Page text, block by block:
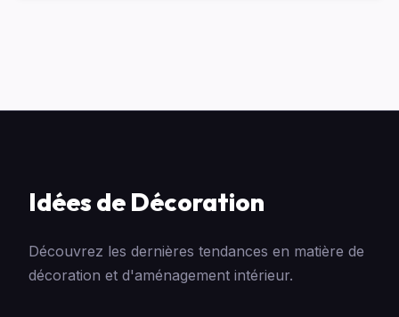
Idées de Décoration
Découvrez les dernières tendances en matière de
décoration et d'aménagement intérieur.